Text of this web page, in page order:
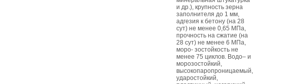
и др.), крупность зерна
заполнителя до 1 мм,
адгезия к бетону (на 28
сут) не менее 0,65 МПа,
прочность на сжатие (на
28 сут) не менее 6 МПа,
моро- зостойкость не
менее 75 циклов. Водо– и
морозостойкий,
высокопаропроницаемый,
ударостойкий,